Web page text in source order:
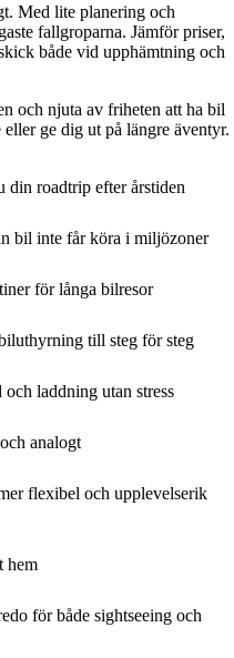
Med lite planering och
fallgroparna. Jämför priser,
både vid upphämtning och
och njuta av friheten att ha bil
ge dig ut på längre äventyr.
din roadtrip efter årstiden
bil inte får köra i miljözoner
för långa bilresor
till steg för steg
laddning utan stress
analogt
flexibel och upplevelserik
hem
för både sightseeing och